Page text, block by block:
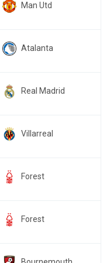
Man Utd
Atalanta
Real Madrid
Villarreal
Forest
Forest